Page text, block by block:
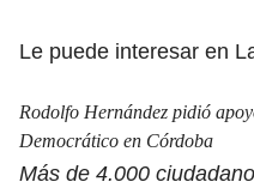
Le puede interesar en
Rodolfo Hernández pidió
Democrático en Córdoba
Más de 4.000